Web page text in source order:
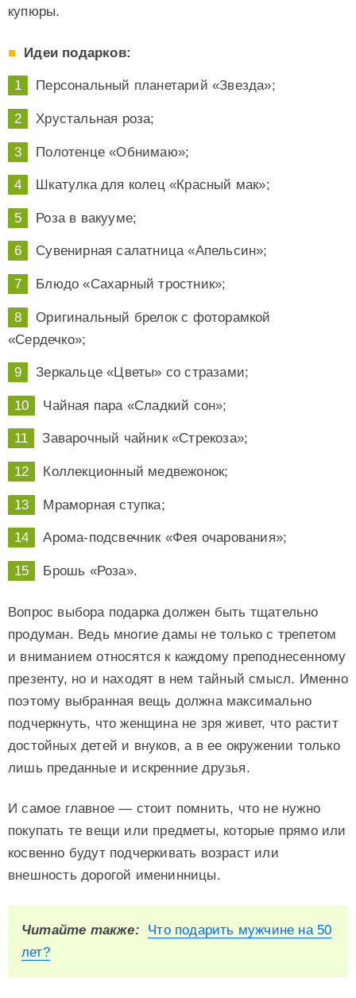
купюры.
Идеи подарков:
Персональный планетарий «Звезда»;
Хрустальная роза;
Полотенце «Обнимаю»;
Шкатулка для колец «Красный мак»;
Роза в вакууме;
Сувенирная салатница «Апельсин»;
Блюдо «Сахарный тростник»;
Оригинальный брелок с фоторамкой
«Сердечко»;
Зеркальце «Цветы» со стразами;
Чайная пара «Сладкий сон»;
Заварочный чайник «Стрекоза»;
Коллекционный медвежонок;
Мраморная ступка;
Арома-подсвечник «Фея очарования»;
Брошь «Роза».
Вопрос выбора подарка должен быть тщательно
продуман. Ведь многие дамы не только с трепетом
и вниманием относятся к каждому преподнесенному
презенту, но и находят в нем тайный смысл. Именно
поэтому выбранная вещь должна максимально
подчеркнуть, что женщина не зря живет, что растит
достойных детей и внуков, а в ее окружении только
лишь преданные и искренние друзья.
И самое главное — стоит помнить, что не нужно
покупать те вещи или предметы, которые прямо или
косвенно будут подчеркивать возраст или
внешность дорогой именинницы.
Читайте также:
Что подарить мужчине на 50
лет?